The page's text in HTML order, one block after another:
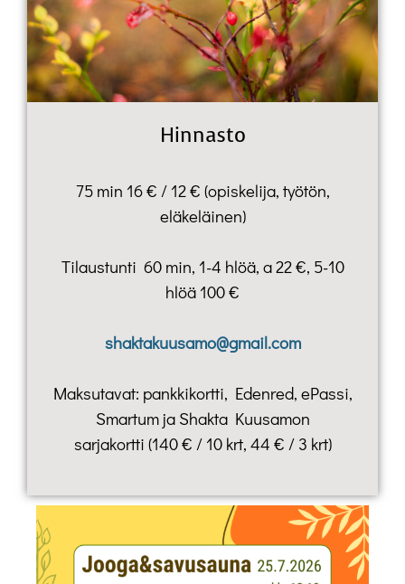
Hinnasto
75 min 16 € / 12 € (opiskelija, työtön,
eläkeläinen)
Tilaustunti 60 min, 1-4 hlöä, a 22 €, 5-10
hlöä 100 €
shaktakuusamo@gmail.com
Maksutavat: pankkikortti, Edenred, ePassi,
Smartum ja Shakta Kuusamon
sarjakortti (140 € / 10 krt, 44 € / 3 krt)